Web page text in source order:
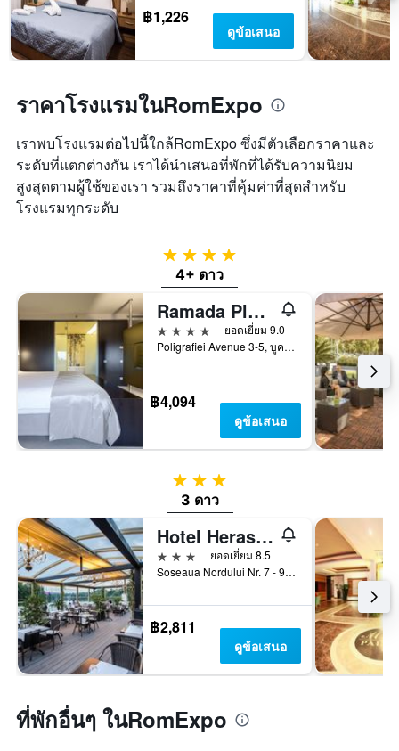
฿1,226
ดูข้อเสนอ
ราคาโรงแรมในRomExpo
เราพบโรงแรมต่อไปนี้ใกล้RomExpo ซึ่งมีตัวเลือกราคาและ
ระดับที่แตกต่างกัน เราได้นำเสนอที่พักที่ได้รับความนิยม
สูงสุดตามผู้ใช้ของเรา รวมถึงราคาที่คุ้มค่าที่สุดสำหรับ
โรงแรมทุกระดับ
4 ดาว
4+ ดาว
Ramada Plaza by Wyndham Bucharest Convention Center
4 ดาว
ยอดเยี่ยม 9.0
Poligrafiei Avenue 3-5, บูคาเรสต์, โรมาเนีย
฿4,094
ดูข้อเสนอ
3 ดาว
3 ดาว
Hotel Herastrau
3 ดาว
ยอดเยี่ยม 8.5
Soseaua Nordului Nr. 7 - 9, Sector 1, บูคาเรสต์, โรมาเนีย
฿2,811
ดูข้อเสนอ
ที่พักอื่นๆ ในRomExpo